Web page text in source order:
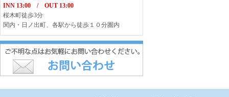
INN 13:00 / OUT 13:00
桜木町徒歩3分
関内・日ノ出町、各駅から徒歩１０分圏内